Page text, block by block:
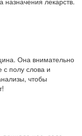
Она внимательно
с полу слова и
чтобы